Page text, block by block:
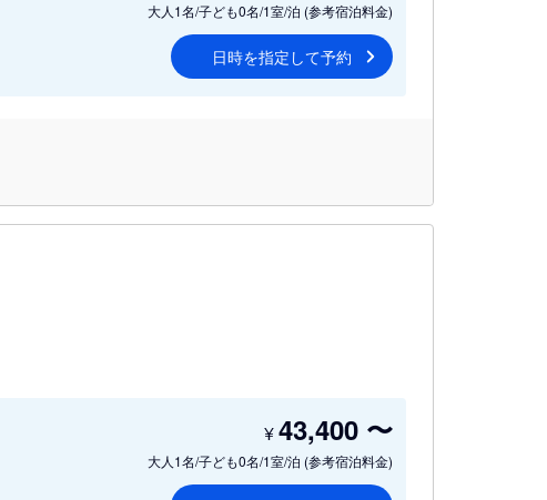
大人1名/子ども0名/1室/泊 (参考宿泊料金)
日時を指定して予約
大人1名/子ども0名/1室/泊 (参考宿泊料金)
¥43,400 〜